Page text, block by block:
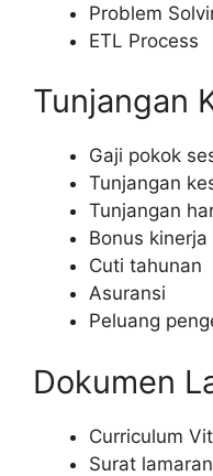
Problem
ETL Process
Tunjangan
Gaji pokok
Tunjangan
Tunjangan
Bonus kinerja
Cuti tahunan
Asuransi
Peluang
Dokumen
Curriculum
Surat